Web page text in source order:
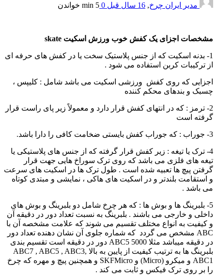
مدیر ایران چرخ, 16 سال قبل 0
5 min خواندن
مشخصات اجزای یک کفش خوب ورزش اسکیت skate
1- بدنه اسکیت که از جنس پلاستیک سخت یا در کفش های حرفه ای
از ترکیبات کربن استفاده می شود .
اجزایی که روی کفش ورزشی اسکیت می باشد شامل : کلیپس ،
چسبک و بندهای محکم کننده
2- ترمز : که در انتهای کفش قرار دارد و معمولاً زیر پای راست قرار
گرفته است
3- جوراب : که جوراب کفش بایستی ضخامت کافی را دارا باشد.
4- ترک یا تیغه : زیر کفش قرار گرفته که از جنس های پلاستیکی یا
تیغه های فلزی می باشد که روی ترک سوراخ هایی جهت قرار
گرفتن پیچ ها تعبیه شده است . طول ترک ها در اسکیت های سرعت
و استقامت بلندتر و در اسکیت های هاکی ، نمایشی و مبتدی کوتاه
می باشد .
5- بلبرینگ ها و بوش ها : که هر چرخ شامل دو بلبرینگ و بوش های
داخلی و خارجی می باشند . بلبرینگ به نسبت تعداد دور در دقیقه آن
و کیفیت به انواع مختلف تقسیم می شوند که علامت مشخصه آن با
ABC مشخص می گردد که شماره جلوی آن نشان دهنده تعداد دور
در دقیقه میباشد مثلا ABC5 5000 دور در دقیقه است تقسیم بندی
بلبرینگ ها به ترتیب کیفیت از پایین به بالا ABC7 , ABC5 , ABC3,
ABC1 و میکرو (Micro) و SKFMicro و همچنین پیچ و مهره که چرخ
را بر روی ترک فیکس و ثابت می کند .